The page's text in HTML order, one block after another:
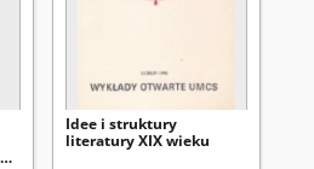
Idee i struktury
literatury XIX wieku